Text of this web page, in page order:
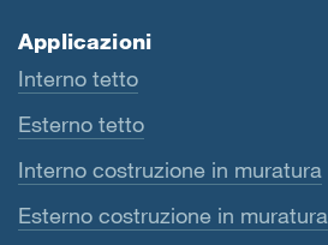
Applicazioni
Interno tetto
Esterno tetto
Interno costruzione in muratura
Esterno costruzione in muratura